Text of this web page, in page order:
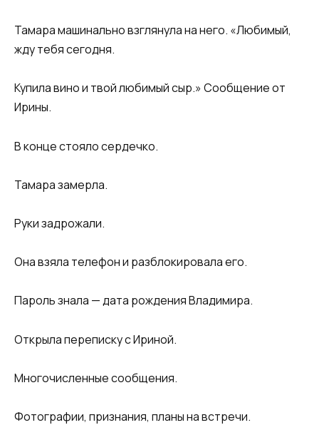
Тамара машинально взглянула на него. «Любимый,
жду тебя сегодня.
Купила вино и твой любимый сыр.» Сообщение от
Ирины.
В конце стояло сердечко.
Тамара замерла.
Руки задрожали.
Она взяла телефон и разблокировала его.
Пароль знала — дата рождения Владимира.
Открыла переписку с Ириной.
Многочисленные сообщения.
Фотографии, признания, планы на встречи.